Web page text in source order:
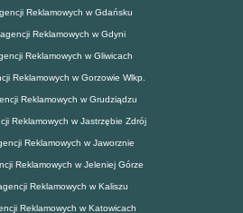
Reklamowych w Gdańsku
Reklamowych w Gdyni
Reklamowych w Gliwicach
Reklamowych w Gorzowie Wlkp.
Reklamowych w Grudziądzu
Reklamowych w Jastrzębie Zdrój
Reklamowych w Jaworznie
Reklamowych w Jeleniej Górze
Reklamowych w Kaliszu
Reklamowych w Katowicach